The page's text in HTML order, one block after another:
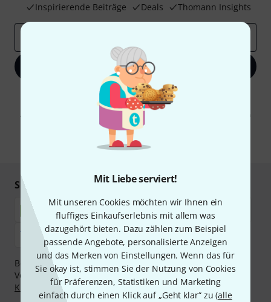
Mit Liebe serviert!
Mit unseren Cookies möchten wir Ihnen ein
fluffiges Einkaufserlebnis mit allem was
dazugehört bieten. Dazu zählen zum Beispiel
passende Angebote, personalisierte Anzeigen
und das Merken von Einstellungen. Wenn das für
Sie okay ist, stimmen Sie der Nutzung von Cookies
für Präferenzen, Statistiken und Marketing
einfach durch einen Klick auf „Geht klar“ zu (alle
Inspirierende Beiträge
Deals Thomann Insights
Jetzt anmelden
Mit Klick auf „Jetzt anmelden“ stimmen Sie dem Erhalt von E-Mail-
Werbung und einer Messung des E-Mail-Nutzungsverhaltens zu. Die
Abmeldung ist jederzeit möglich. Weitere Informationen finden Sie in
unseren
Datenschutzhinweisen
* Pflichtfeld
Sicher einkaufen & bezahlen
Bezahlen Sie vertraulich und sicher per Nachnahme,
Vorkasse, PayPal, Amazon Pay,Klarna Sofort bezahlen,
Klarna Ratenzahlungoder Kreditkarte.